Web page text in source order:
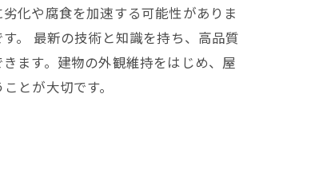
化や腐食を加速する可能性がありま
。 最新の技術と知識を持ち、高品質
ます。建物の外観維持をはじめ、屋
とが大切です。